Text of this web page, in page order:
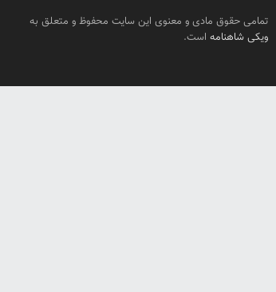
تمامی حقوق مادی و معنوی این سایت محفوظ و متعلق به
ویکی شاهنامه است.